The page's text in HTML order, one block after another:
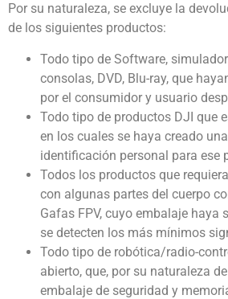
Por su naturaleza, se excluye la
de los siguientes productos:
Todo tipo de Software,
consolas, DVD, Blu-ray, que
por el consumidor y usuario
Todo tipo de productos DJI que
en los cuales se haya creado
identificación personal para ese
Todos los productos que
con algunas partes del cuerpo
Gafas FPV, cuyo embalaje haya
se detecten los más mínimos
Todo tipo de robótica/radio-
abierto, que, por su naturaleza
embalaje de seguridad y